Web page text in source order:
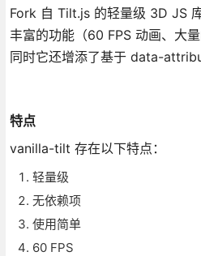
Fork 自 Tilt.js 的轻量级 3D JS
丰富的功能（60 FPS 动画、大
同时它还增添了基于 data-
特点
vanilla-tilt 存在以下特点：
轻量级
无依赖项
使用简单
60 FPS